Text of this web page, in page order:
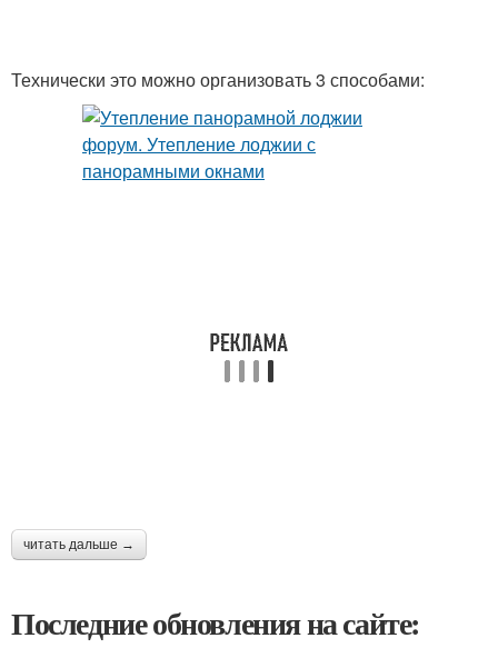
Технически это можно организовать 3 способами:
читать дальше →
Последние обновления на сайте: